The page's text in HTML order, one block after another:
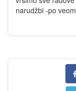
narudžbi -po